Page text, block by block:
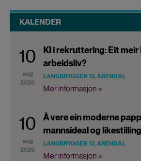
KALENDER
10
aug
2026
KI i rekruttering: Eit
arbeidsliv?
LANGBRYGGEN 13, ARENDAL
Mer informasjon »
10
aug
2026
Å vere ein moderne
mannsideal og
LANGBRYGGEN 13, ARENDAL
Mer informasjon »